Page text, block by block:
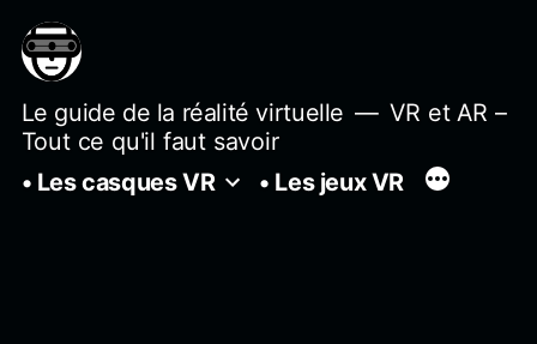
au
contenu
Le guide de la réalité virtuelle
VR et AR –
Tout ce qu'il faut savoir
• Les casques VR
• Les jeux VR